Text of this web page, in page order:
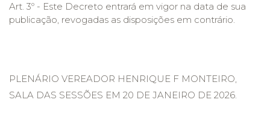
Art. 3º - Este Decreto entrará em vigor na data de sua
publicação, revogadas as disposições em contrário.
PLENÁRIO VEREADOR HENRIQUE F MONTEIRO,
SALA DAS SESSÕES EM 20 DE JANEIRO DE 2026.